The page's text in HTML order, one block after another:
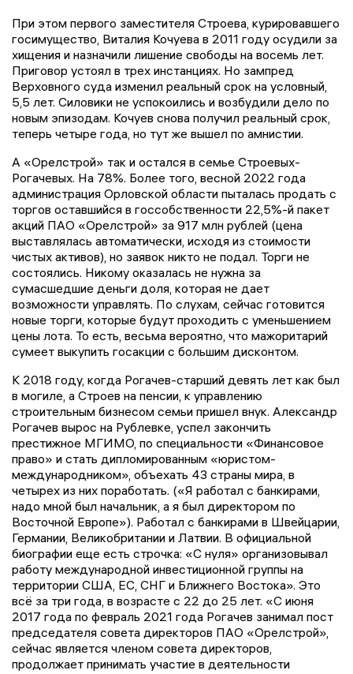
При этом первого заместителя Строева, курировавшего
госимущество, Виталия Кочуева в 2011 году осудили за
хищения и назначили лишение свободы на восемь лет.
Приговор устоял в трех инстанциях. Но зампред
Верховного суда изменил реальный срок на условный,
5,5 лет. Силовики не успокоились и возбудили дело по
новым эпизодам. Кочуев снова получил реальный срок,
теперь четыре года, но тут же вышел по амнистии.
А «Орелстрой» так и остался в семье Строевых-
Рогачевых. На 78%. Более того, весной 2022 года
администрация Орловской области пыталась продать с
торгов оставшийся в госсобственности 22,5%-й пакет
акций ПАО «Орелстрой» за 917 млн рублей (цена
выставлялась автоматически, исходя из стоимости
чистых активов), но заявок никто не подал. Торги не
состоялись. Никому оказалась не нужна за
сумасшедшие деньги доля, которая не дает
возможности управлять. По слухам, сейчас готовится
новые торги, которые будут проходить с уменьшением
цены лота. То есть, весьма вероятно, что мажоритарий
сумеет выкупить госакции с большим дисконтом.
К 2018 году, когда Рогачев-старший девять лет как был
в могиле, а Строев на пенсии, к управлению
строительным бизнесом семьи пришел внук. Александр
Рогачев вырос на Рублевке, успел закончить
престижное МГИМО, по специальности «Финансовое
право» и стать дипломированным «юристом-
международником», объехать 43 страны мира, в
четырех из них поработать. («Я работал с банкирами,
надо мной был начальник, а я был директором по
Восточной Европе»). Работал с банкирами в Швейцарии,
Германии, Великобритании и Латвии. В официальной
биографии еще есть строчка: «С нуля» организовывал
работу международной инвестиционной группы на
территории США, ЕС, СНГ и Ближнего Востока». Это
всё за три года, в возрасте с 22 до 25 лет. «С июня
2017 года по февраль 2021 года Рогачев занимал пост
председателя совета директоров ПАО «Орелстрой»,
сейчас является членом совета директоров,
продолжает принимать участие в деятельности